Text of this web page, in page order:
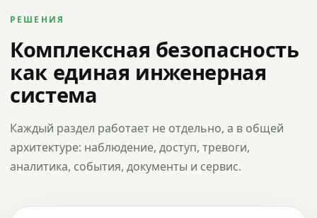
РЕШЕНИЯ
Комплексная безопасность
как единая инженерная
система
Каждый раздел работает не отдельно, а в общей
архитектуре: наблюдение, доступ, тревоги,
аналитика, события, документы и сервис.